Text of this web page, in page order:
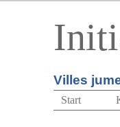
Villes
Start